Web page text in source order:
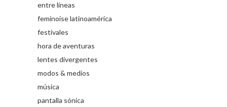
entre líneas
feminoise latinoamérica
festivales
hora de aventuras
lentes divergentes
modos & medios
música
pantalla sónica